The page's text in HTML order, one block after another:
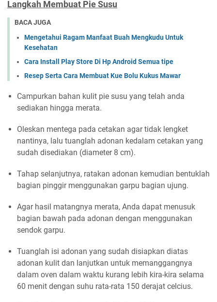
Langkah Membuat Pie Susu
BACA JUGA
Mengetahui Ragam Manfaat Buah Mengkudu Untuk
Kesehatan
Cara Install Play Store Di Hp Android Semua tipe
Resep Serta Cara Membuat Kue Bolu Kukus Mawar
Campurkan bahan kulit pie susu yang telah anda
sediakan hingga merata.
Oleskan mentega pada cetakan agar tidak lengket
nantinya, lalu tuanglah adonan kedalam cetakan yang
sudah disediakan (diameter 8 cm).
Tahap selanjutnya, ratakan adonan kemudian bentuklah
bagian pinggir menggunakan garpu bagian ujung.
Agar hasil matangnya merata, Anda dapat menusuk
bagian bawah pada adonan dengan menggunakan
sendok garpu.
Tuanglah isi adonan yang sudah disiapkan diatas
adonan kulit dan lanjutkan untuk memanggangnya
dalam oven dalam waktu kurang lebih kira-kira selama
60 menit dengan suhu rata-rata 150 derajat celcius.